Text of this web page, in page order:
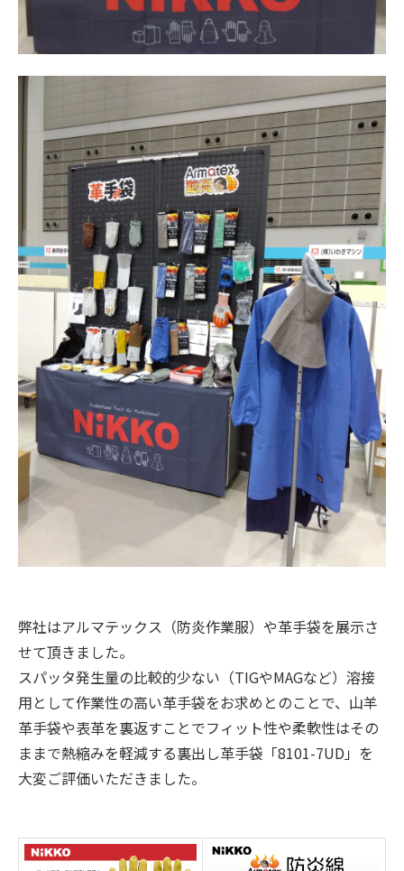
弊社はアルマテックス（防炎作業服）や革手袋を展示さ
せて頂きました。
スパッタ発生量の比較的少ない（TIGやMAGなど）溶接
用として作業性の高い革手袋をお求めとのことで、山羊
革手袋や表革を裏返すことでフィット性や柔軟性はその
ままで熱縮みを軽減する裏出し革手袋「8101-7UD」を
大変ご評価いただきました。